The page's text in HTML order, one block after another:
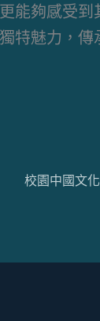
能夠感受
特魅力，
校園中國文